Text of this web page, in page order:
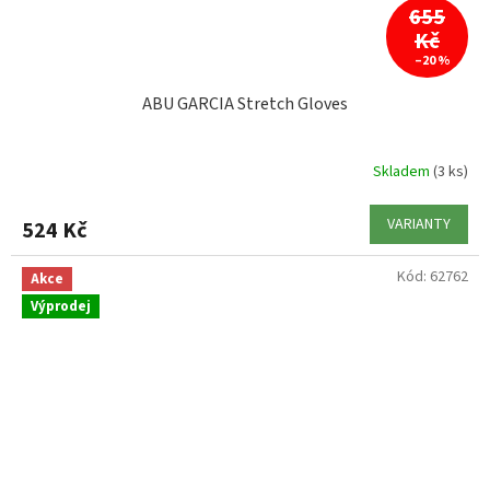
655
Kč
–20 %
ABU GARCIA Stretch Gloves
Skladem (3 ks)
524 Kč VARIANTY
Akce
Výprodej
Kód: 62762